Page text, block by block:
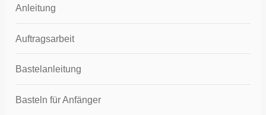
Anleitung
Auftragsarbeit
Bastelanleitung
Basteln für Anfänger